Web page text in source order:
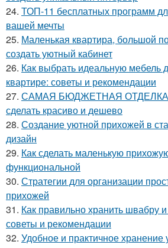
24. ТОП-11 бесплатных программ
вашей мечты
25. Маленькая квартира, большой
создать уютный кабинет
26. Как выбрать идеальную мебель
квартире: советы и рекомендации
27. САМАЯ БЮДЖЕТНАЯ ОТДЕЛКА
сделать красиво и дешево
28. Создание уютной прихожей в
дизайн
29. Как сделать маленькую
функциональной
30. Стратегии для организации
прихожей
31. Как правильно хранить швабру
советы и рекомендации
32. Удобное и практичное хранение